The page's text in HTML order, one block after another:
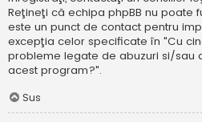
Reţineţi că echipa phpBB nu poate
este un punct de contact pentru
excepţia celor specificate în "Cu
probleme legate de abuzuri si/sau
acest program?".
Sus